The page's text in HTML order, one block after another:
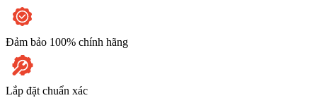
Đảm bảo 100% chính hãng
Lắp đặt chuẩn xác